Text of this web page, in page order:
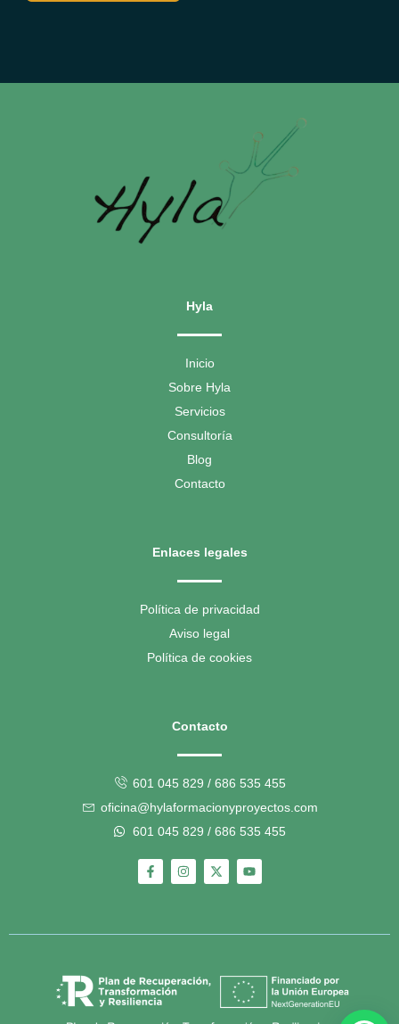
Hyla
Inicio
Sobre Hyla
Servicios
Consultoría
Blog
Contacto
Enlaces legales
Política de privacidad
Aviso legal
Política de cookies
Contacto
601 045 829 / 686 535 455
oficina@hylaformacionyproyectos.com
601 045 829 / 686 535 455